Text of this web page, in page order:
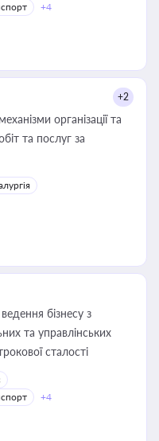
+4
+2
організації та
та послуг за
бізнесу з
та управлінських
сталості
+4